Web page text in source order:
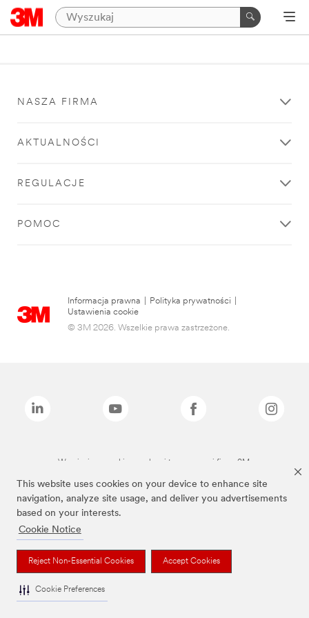
This website uses cookies on your device to enhance site
navigation, analyze site usage, and deliver you advertisements
based on your interests.
Cookie Notice
Reject Non-Essential Cookies Accept Cookies
Cookie Preferences
NASZA FIRMA
AKTUALNOŚCI
REGULACJE
POMOC
Informacja prawna Polityka prywatności
Ustawienia cookie
© 3M 2026. Wszelkie prawa zastrzeżone.
Wymienione marki są znakami towarowymi firmy 3M.